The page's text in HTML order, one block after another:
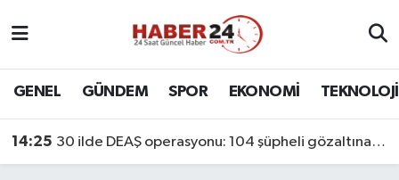
GENEL GÜNDEM SPOR EKONOMİ TEKNOLOJİ
14:25 30 ilde DEAŞ operasyonu: 104 şüpheli gözaltına alındı
Nöbetçi Eczaneler